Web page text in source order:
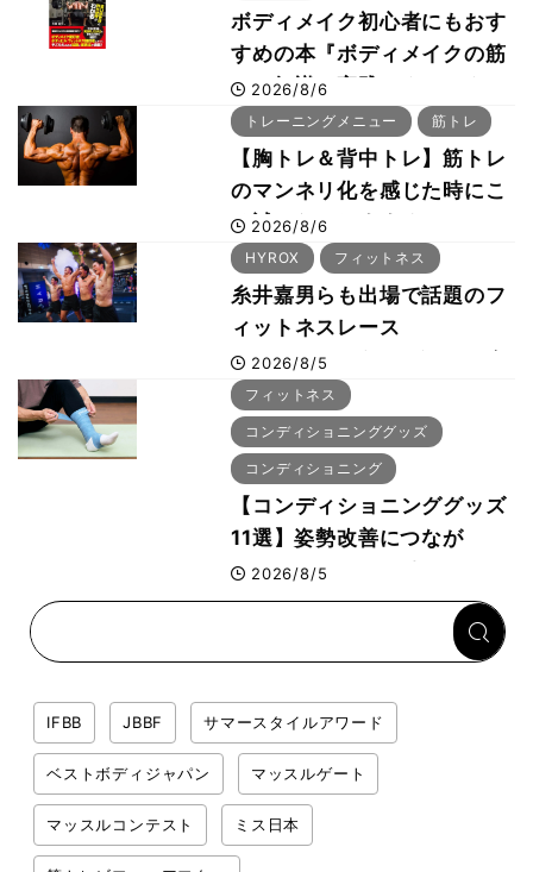
ボディメイク初心者にもおす
すめの本『ボディメイクの筋
トレ知識と実践テクニック』
2026/8/6
トレーニングメニュー 筋トレ
【胸トレ＆背中トレ】筋トレ
のマンネリ化を感じた時にこ
そ試したいおすすめメニュー
「拮抗筋スーパーセット法」
2026/8/6
HYROX フィットネス
糸井嘉男らも出場で話題のフ
ィットネスレース
HYROX（ハイロックス）が
幕張メッセで8月6日から開
幕 約1万2,000人が集結
2026/8/5
フィットネス
コンディショニンググッズ
コンディショニング
【コンディショニンググッズ
11選】姿勢改善につなが
る“A-wear（エーウェ
ア）”など、ボディビル元世
界王者・鈴木雅選手が解説
2026/8/5
IFBB JBBF サマースタイルアワード
ベストボディジャパン マッスルゲート
マッスルコンテスト ミス日本